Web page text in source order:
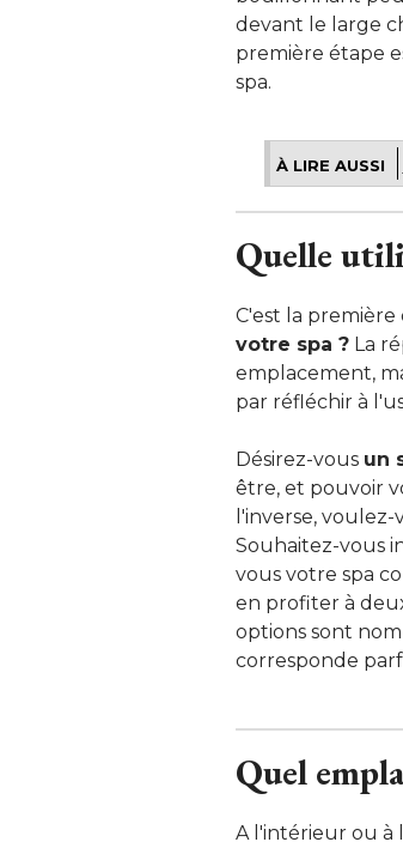
devant le large
première étape
spa.
À LIRE AUSSI
Quelle
C'est la première
votre spa ? La
emplacement,
par réfléchir à
Désirez-vous un
être, et pouvoir
l'inverse, voulez-
Souhaitez-vous
vous votre spa
en profiter à
options sont
corresponde
Quel
A l'intérieur ou à